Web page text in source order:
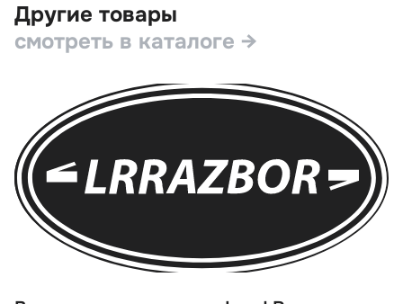
Другие товары
смотреть в каталоге →